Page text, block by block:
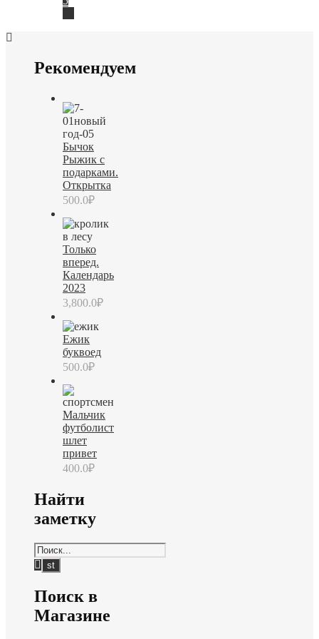
Рекомендуем
Бычок
Рыжик с
подарками.
Открытка
500.0₽
Только
вперед.
Календарь
2023
3,800.0₽
Ежик
буквоед
500.0₽
Мальчик
футболист
шлет
привет
400.0₽
Найти
заметку
Поиск в
Магазине